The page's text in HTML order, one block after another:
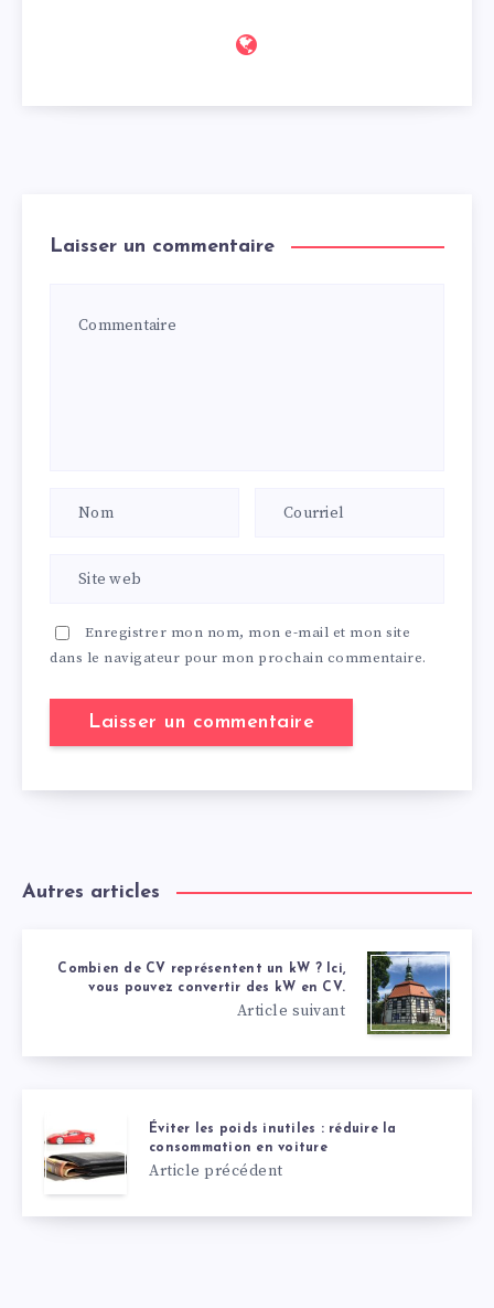
Laisser un commentaire
Enregistrer mon nom, mon e-mail et mon site
dans le navigateur pour mon prochain commentaire.
Autres articles
Combien de CV représentent un kW ? Ici,
vous pouvez convertir des kW en CV.
Article suivant
Éviter les poids inutiles : réduire la
consommation en voiture
Article précédent